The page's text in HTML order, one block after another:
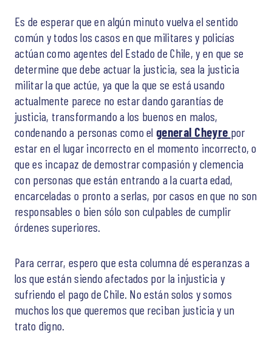
Es de esperar que en algún minuto vuelva el sentido
común y todos los casos en que militares y policías
actúan como agentes del Estado de Chile, y en que se
determine que debe actuar la justicia, sea la justicia
militar la que actúe, ya que la que se está usando
actualmente parece no estar dando garantías de
justicia, transformando a los buenos en malos,
condenando a personas como el general Cheyre por
estar en el lugar incorrecto en el momento incorrecto, o
que es incapaz de demostrar compasión y clemencia
con personas que están entrando a la cuarta edad,
encarceladas o pronto a serlas, por casos en que no son
responsables o bien sólo son culpables de cumplir
órdenes superiores.
Para cerrar, espero que esta columna dé esperanzas a
los que están siendo afectados por la injusticia y
sufriendo el pago de Chile. No están solos y somos
muchos los que queremos que reciban justicia y un
trato digno.